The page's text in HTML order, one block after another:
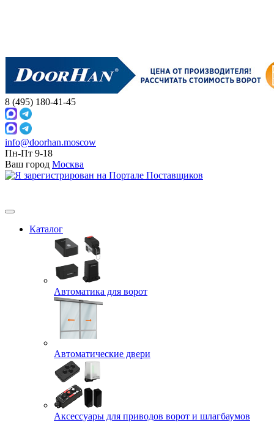
8 (495) 180-41-45
info@doorhan.moscow
Пн-Пт 9-18
Ваш город Москва
Каталог
Автоматика для ворот
Автоматические двери
Аксессуары для приводов ворот и шлагбаумов